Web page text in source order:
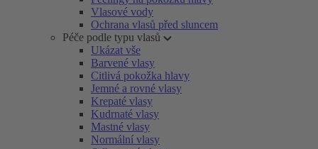
Vlasové vody
Ochrana vlasů před sluncem
Péče podle typu vlasů
Ukázat vše
Barvené vlasy
Citlivá pokožka hlavy
Jemné a rovné vlasy
Krepaté vlasy
Kudrnaté vlasy
Mastné vlasy
Normální vlasy